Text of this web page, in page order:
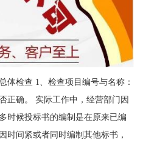
体检查 1、检查项目编号与名称：
正确。 实际工作中，经营部门因
时候投标书的编制是在原来已编
时间紧或者同时编制其他标书，